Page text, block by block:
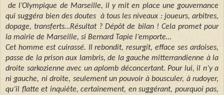
de l’Olympique de Marseille, il y miten place une gouvernance
qui suggéra bien des doutes à tous les niveaux : joueurs, arbitres,
dopage, transferts…Résultat ? Dépôt de bilan ! Cela promet pour
la mairie de Marseille, si Bernard Tapie l’emporte…
Cet homme est cuirassé. Il rebondit, resurgit, efface ses ardoises,
passe de la prison aux lambris, de la gauche mitterrandienne à la
droite sarkozienne avec un aplomb déconcertant. Pour lui, il n’y a
ni gauche, ni droite, seulement un pouvoir à bousculer, à rudoyer,
qu’il flatte et inquiète, certainement, en suggérant, pourquoi pas,